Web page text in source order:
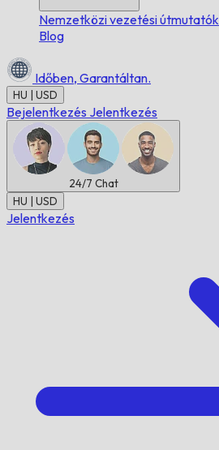
Nemzetközi vezetési útmutatók
Blog
Időben, Garantáltan.
HU | USD
Bejelentkezés Jelentkezés
24/7 Chat
HU | USD
Jelentkezés